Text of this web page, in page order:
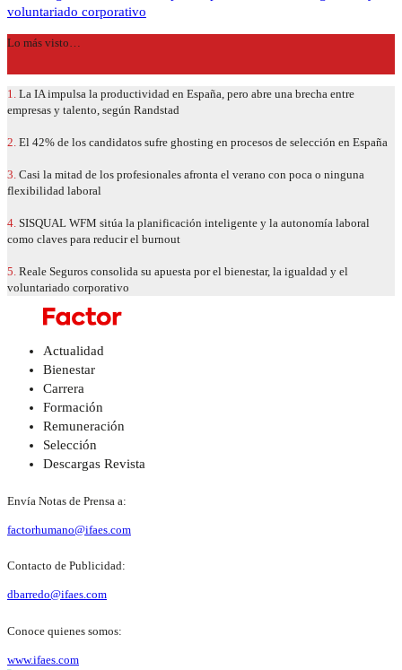
voluntariado corporativo
Lo más visto…
1. La IA impulsa la productividad en España, pero abre una brecha entre
empresas y talento, según Randstad
2. El 42% de los candidatos sufre ghosting en procesos de selección en España
3. Casi la mitad de los profesionales afronta el verano con poca o ninguna
flexibilidad laboral
4. SISQUAL WFM sitúa la planificación inteligente y la autonomía laboral
como claves para reducir el burnout
5. Reale Seguros consolida su apuesta por el bienestar, la igualdad y el
voluntariado corporativo
Actualidad
Bienestar
Carrera
Formación
Remuneración
Selección
Descargas Revista
Envía Notas de Prensa a:
factorhumano@ifaes.com
Contacto de Publicidad:
dbarredo@ifaes.com
Conoce quienes somos:
www.ifaes.com